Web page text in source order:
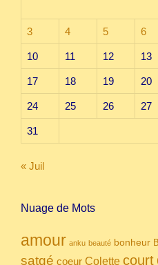
3 4 5 6
10 11 12 13
17 18 19 20
24 25 26 27
31
« Juil
Nuage de Mots
amour anku beauté bonheur
satgé coeur Colette court